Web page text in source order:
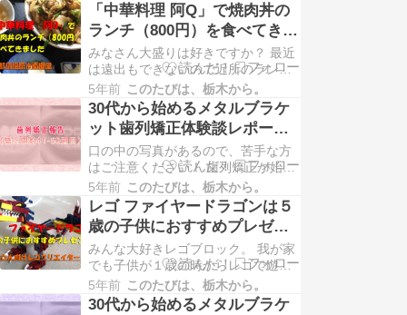
「中華料理 阿Q」で焼肉丼の
ランチ（800円）を食べてきま
した（那須塩原市南郷屋）
みなさん大盛りは好きですか？ 最近
は遠出もできないので近所のランチ
を楽しんでいる私です。 前回のイン
ドカレーはこちら。 「ロイヤルイン
ドレストラン」でカレーランチ
（1050円）を食べました（宇都宮市
御幸ヶ原） 大盛りを売りにしている
お店は何個かありますが、コスパが
良い中華料理屋が…
5年前 このたびは、栃木から。
30代から始めるメタルブラケ
ット歯列矯正体験談レポート
【矯正開始41-50週目】
口の中の写真があるので、苦手な方
はご注意ください！ 歯列矯正が始ま
って、とうとう50週目に突入しまし
た！ もちつまはメタルブラケットを
使用して動的治療をしていまして、
この記事を書いている現在は矯正開
始95週目です。 恐らく次回の調整で
動的治療が終わりそうな気配ですの
で、この記事が…
5年前 このたびは、栃木から。
レゴ ファイヤードラゴンは５
歳の子供におすすめプレゼン
ト（年長さん向けレゴクリエ
イター）
みんな大好きレゴブロック。 我が家
でも子供が１歳の時からレゴで遊ん
で来ました。 最初のレゴは祖父から
プレゼントされた「レゴデュプロの
5年前 このたびは、栃木から。
30代から始めるメタルブラケ